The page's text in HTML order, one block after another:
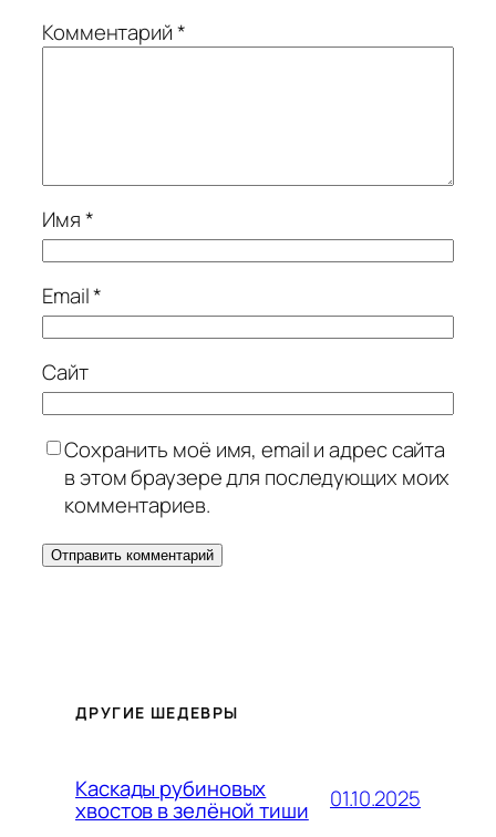
Комментарий*
Имя*
Email*
Сайт
Сохранить моё имя, email и адрес сайта
в этом браузере для последующих моих
комментариев.
ДРУГИЕ ШЕДЕВРЫ
Каскады рубиновых
хвостов в зелёной тиши 01.10.2025